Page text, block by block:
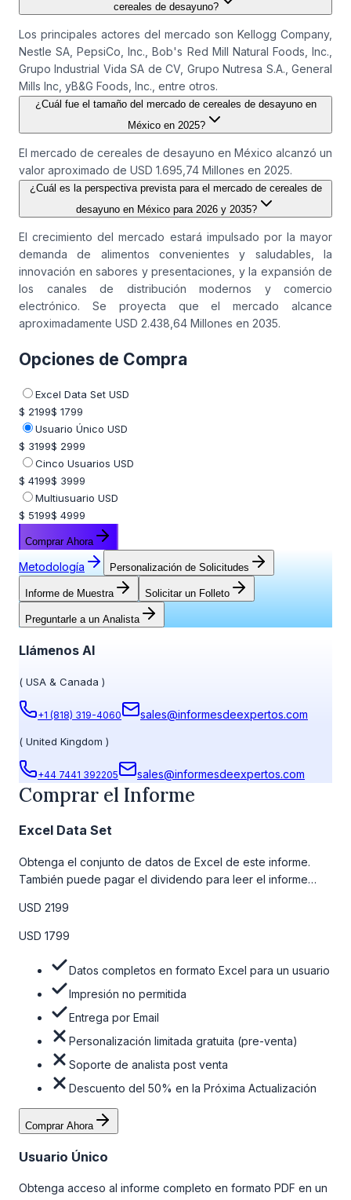
cereales de desayuno?
Los principales actores del mercado son Kellogg Company,
Nestle SA, PepsiCo, Inc., Bob's Red Mill Natural Foods, Inc.,
Grupo Industrial Vida SA de CV, Grupo Nutresa S.A., General
Mills Inc, yB&G Foods, Inc., entre otros.
¿Cuál fue el tamaño del mercado de cereales de desayuno en
México en 2025?
El mercado de cereales de desayuno en México alcanzó un
valor aproximado de USD 1.695,74 Millones en 2025.
¿Cuál es la perspectiva prevista para el mercado de cereales de
desayuno en México para 2026 y 2035?
El crecimiento del mercado estará impulsado por la mayor
demanda de alimentos convenientes y saludables, la
innovación en sabores y presentaciones, y la expansión de
los canales de distribución modernos y comercio
electrónico. Se proyecta que el mercado alcance
aproximadamente USD 2.438,64 Millones en 2035.
Opciones de Compra
Excel Data Set USD
$ 2199$ 1799
Usuario Único USD
$ 3199$ 2999
Cinco Usuarios USD
$ 4199$ 3999
Multiusuario USD
$ 5199$ 4999
Comprar Ahora
Metodología Personalización de Solicitudes
Informe de Muestra Solicitar un Folleto
Preguntarle a un Analista
Llámenos Al
( USA & Canada )
+1 (818) 319-4060 sales@informesdeexpertos.com
( United Kingdom )
+44 7441 392205 sales@informesdeexpertos.com
Comprar el Informe
Excel Data Set
Obtenga el conjunto de datos de Excel de este informe.
También puede pagar el dividendo para leer el informe
la tabla de precios a continuación.
USD 2199
USD 1799
Datos completos en formato Excel para un usuario
Impresión no permitida
Entrega por Email
Personalización limitada gratuita (pre-venta)
Soporte de analista post venta
Descuento del 50% en la Próxima Actualización
Comprar Ahora
Usuario Único
Obtenga acceso al informe completo en formato PDF en un